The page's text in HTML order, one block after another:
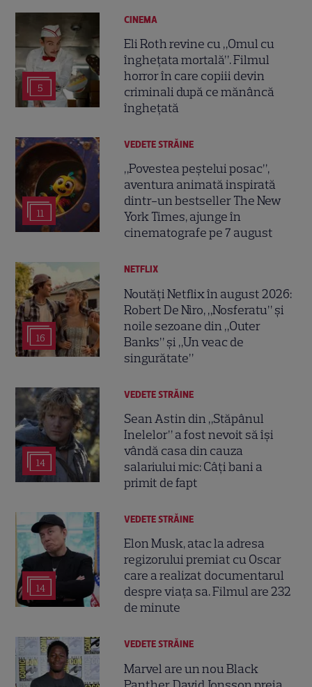
5
CINEMA
Eli Roth revine cu „Omul cu
înghețata mortală”. Filmul
horror în care copiii devin
criminali după ce mănâncă
înghețată
11
VEDETE STRĂINE
„Povestea peștelui posac”,
aventura animată inspirată
dintr-un bestseller The New
York Times, ajunge în
cinematografe pe 7 august
16
NETFLIX
Noutăți Netflix în august 2026:
Robert De Niro, „Nosferatu” și
noile sezoane din „Outer
Banks” și „Un veac de
singurătate”
14
VEDETE STRĂINE
Sean Astin din „Stăpânul
Inelelor” a fost nevoit să își
vândă casa din cauza
salariului mic: Câți bani a
primit de fapt
14
VEDETE STRĂINE
Elon Musk, atac la adresa
regizorului premiat cu Oscar
care a realizat documentarul
despre viața sa. Filmul are 232
de minute
VEDETE STRĂINE
Marvel are un nou Black